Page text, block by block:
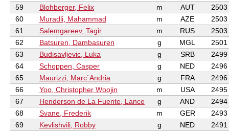
59
Blohberger, Felix m AUT
2503
60
Muradli, Mahammad m AZE
2503
61
Salemgareev, Tagir m RUS
2503
62
Batsuren, Dambasuren g MGL
2501
63
Budisavljevic, Luka g SRB
2499
64
Schoppen, Casper g NED
2496
65
Maurizzi, Marc`Andria g FRA
2496
66
Yoo, Christopher Woojin m USA
2495
67
Henderson de La Fuente, Lance g AND
2494
68
Svane, Frederik m GER
2493
69
Kevlishvili, Robby g NED
2491